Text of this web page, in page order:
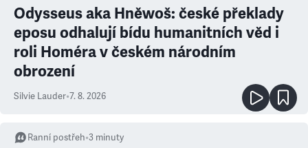
Odysseus aka Hněwoš: české překlady
eposu odhalují bídu humanitních věd i
roli Homéra v českém národním
obrození
Silvie Lauder•7. 8. 2026
Ranní postřeh•3 minuty